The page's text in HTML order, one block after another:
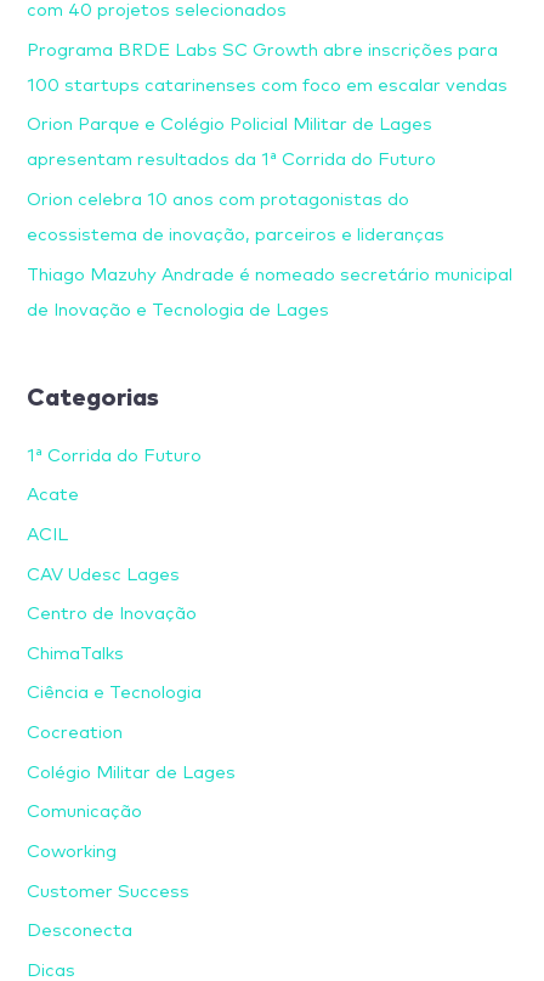
com 40 projetos selecionados
Programa BRDE Labs SC Growth abre inscrições para
100 startups catarinenses com foco em escalar vendas
Orion Parque e Colégio Policial Militar de Lages
apresentam resultados da 1ª Corrida do Futuro
Orion celebra 10 anos com protagonistas do
ecossistema de inovação, parceiros e lideranças
Thiago Mazuhy Andrade é nomeado secretário municipal
de Inovação e Tecnologia de Lages
Categorias
1ª Corrida do Futuro
Acate
ACIL
CAV Udesc Lages
Centro de Inovação
ChimaTalks
Ciência e Tecnologia
Cocreation
Colégio Militar de Lages
Comunicação
Coworking
Customer Success
Desconecta
Dicas